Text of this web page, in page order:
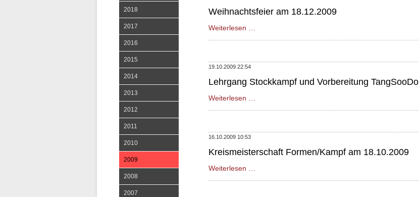
Weihnachtsfeier am 18.12.2009
Weiterlesen …
am
19.10.2009 22:54
Lehrgang Stockkampf und Vorbereitung TangSooDo
Weiterlesen …
Stockkampf
Vorbereitung
16.10.2009 10:53
Kreismeisterschaft Formen/Kampf am 18.10.2009
Weiterlesen …
Formen/Kampf
2018
2017
2016
2015
2014
2013
2012
2011
2010
2009
2008
2007